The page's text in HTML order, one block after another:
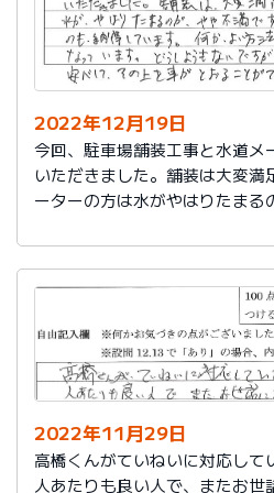
2022年12月19日
今回、駐車場舗装工事と水道メ
いただきました。舗装は大変満
ーターの方は水がやはりたまる
ないものかと悩みの種となって
いですが…。メーターのふたは
を車がとおることができてよか
2022年11月29日
高橋くんがていねいに対応して
人あたりも良い人で、またお世